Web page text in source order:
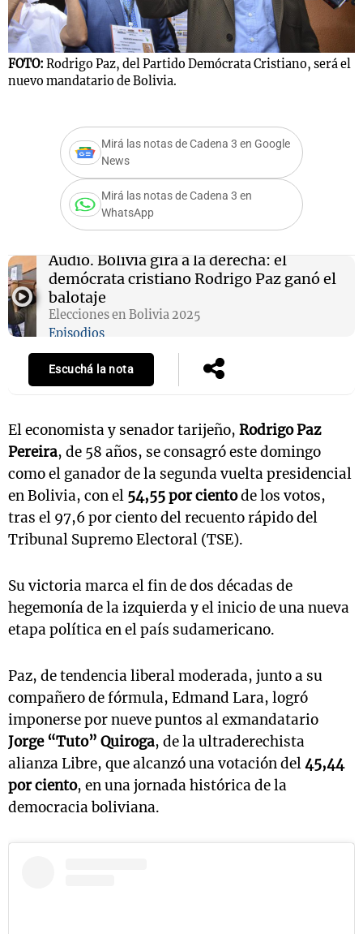
FOTO: Rodrigo Paz, del Partido Demócrata Cristiano, será el
nuevo mandatario de Bolivia.
Mirá las notas de Cadena 3 en Google
News
Mirá las notas de Cadena 3 en
WhatsApp
Audio. Bolivia gira a la derecha: el
demócrata cristiano Rodrigo Paz ganó el
balotaje
Elecciones en Bolivia 2025
Episodios
Escuchá la nota
El economista y senador tarijeño, Rodrigo Paz
Pereira, de 58 años, se consagró este domingo
como el ganador de la segunda vuelta presidencial
en Bolivia, con el 54,55 por cientode los votos,
tras el 97,6 por ciento del recuento rápido del
Tribunal Supremo Electoral (TSE).
Su victoria marca el fin de dos décadas de
hegemonía de la izquierda y el inicio de una nueva
etapa política en el país sudamericano.
Paz, de tendencia liberal moderada, junto a su
compañero de fórmula, Edmand Lara, logró
imponerse por nueve puntos al exmandatario
Jorge “Tuto” Quiroga, de la ultraderechista
alianza Libre, que alcanzó una votación del45,44
por ciento, en una jornada histórica de la
democracia boliviana.